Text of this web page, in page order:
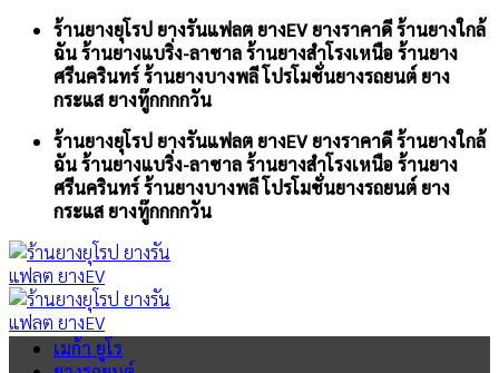
Skip
content
ร้านยางยุโรป ยางรันแฟลต ยางEV ยางราคาดี ร้านยางใกล้
ฉัน ร้านยางแบริ่ง-ลาซาล ร้านยางสำโรงเหนือ ร้านยาง
ศรีนครินทร์ ร้านยางบางพลี โปรโมชั่นยางรถยนต์ ยาง
กระแส ยางทู๊กกกกวัน
ร้านยางยุโรป ยางรันแฟลต ยางEV ยางราคาดี ร้านยางใกล้
ฉัน ร้านยางแบริ่ง-ลาซาล ร้านยางสำโรงเหนือ ร้านยาง
ศรีนครินทร์ ร้านยางบางพลี โปรโมชั่นยางรถยนต์ ยาง
กระแส ยางทู๊กกกกวัน
เมก้า ยูโร